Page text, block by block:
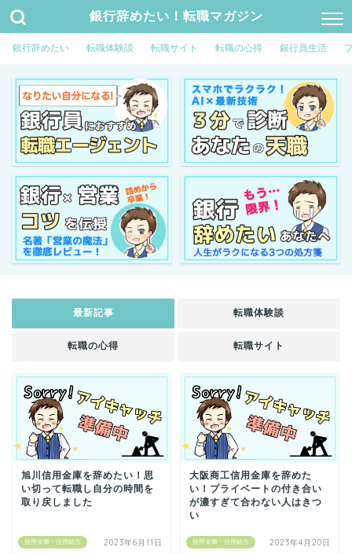
銀行辞めたい！転職マガジン
銀行辞めたい 転職体験談 転職サイト 転職の心得 銀行員生活
最新記事 転職体験談
転職の心得 転職サイト
信用金庫・信用組合
旭川信用金庫を辞めたい！思
い切って転職し自分の時間を
取り戻しました
2023年6月11日 信用金庫・信用組合
大阪商工信用金庫を辞めた
い！プライベートの付き合い
が濃すぎて合わない人はきつ
い
2023年4月20日